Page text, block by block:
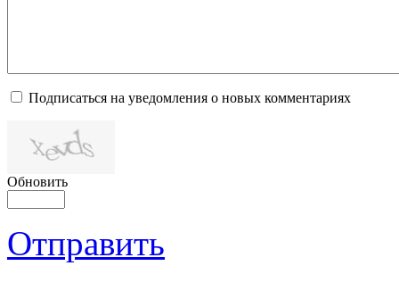
Подписаться на уведомления о новых комментариях
Обновить
Отправить